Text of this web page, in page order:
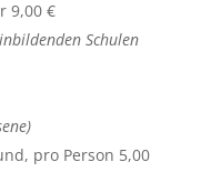
9,00 €
Schulen
pro Person 5,00